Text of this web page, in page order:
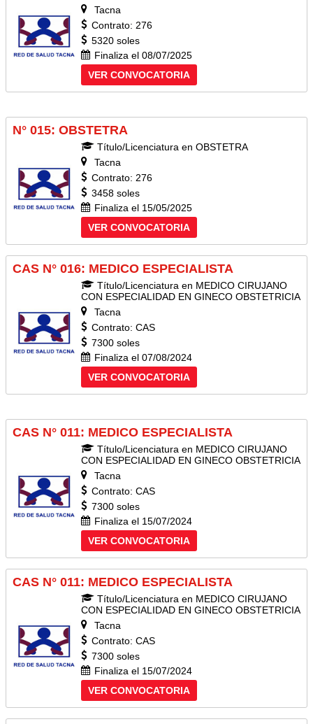
Tacna
Contrato: 276
5320 soles
Finaliza el 08/07/2025
VER CONVOCATORIA
N° 015: OBSTETRA
Título/Licenciatura en OBSTETRA
Tacna
Contrato: 276
3458 soles
Finaliza el 15/05/2025
VER CONVOCATORIA
CAS N° 016: MEDICO ESPECIALISTA
Título/Licenciatura en MEDICO CIRUJANO
CON ESPECIALIDAD EN GINECO OBSTETRICIA
Tacna
Contrato: CAS
7300 soles
Finaliza el 07/08/2024
VER CONVOCATORIA
CAS N° 011: MEDICO ESPECIALISTA
Título/Licenciatura en MEDICO CIRUJANO
CON ESPECIALIDAD EN GINECO OBSTETRICIA
Tacna
Contrato: CAS
7300 soles
Finaliza el 15/07/2024
VER CONVOCATORIA
CAS N° 011: MEDICO ESPECIALISTA
Título/Licenciatura en MEDICO CIRUJANO
CON ESPECIALIDAD EN GINECO OBSTETRICIA
Tacna
Contrato: CAS
7300 soles
Finaliza el 15/07/2024
VER CONVOCATORIA